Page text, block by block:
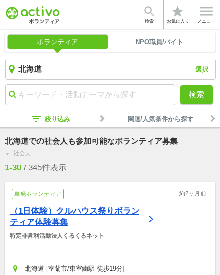

検索
star
お気に入り

メニュー
ボランティア NPO職員/バイト
選択
検索
filter_list 絞り込み 関連/人気条件から探す
北海道での社会人も参加可能なボランティア募集
filter_list 社会人
1-30 / 345件表示
単発ボランティア 約2ヶ月前
（1日体験）クルハウス祭りボラン
ティア体験募集
特定非営利活動法人くるくるネット
北海道 [室蘭市/東室蘭駅 徒歩19分]